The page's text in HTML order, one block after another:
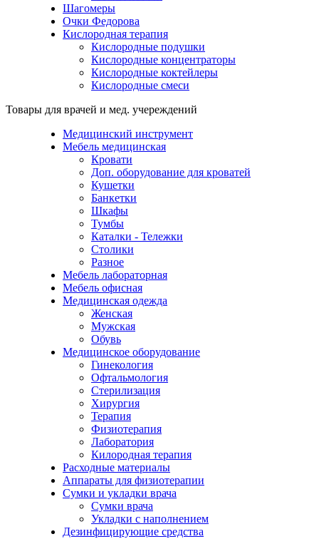
Шагомеры
Очки Федорова
Кислородная терапия
Кислородные подушки
Кислородные концентраторы
Кислородные коктейлеры
Кислородные смеси
Товары для врачей и мед. учереждений
Медицинский инструмент
Мебель медицинская
Кровати
Доп. оборудование для кроватей
Кушетки
Банкетки
Шкафы
Тумбы
Каталки - Тележки
Столики
Разное
Мебель лабораторная
Мебель офисная
Медицинская одежда
Женская
Мужская
Обувь
Медицинское оборудование
Гинекология
Офтальмология
Стерилизация
Хирургия
Терапия
Физиотерапия
Лаборатория
Килородная терапия
Расходные материалы
Аппараты для физиотерапии
Сумки и укладки врача
Сумки врача
Укладки с наполнением
Дезинфицирующие средства